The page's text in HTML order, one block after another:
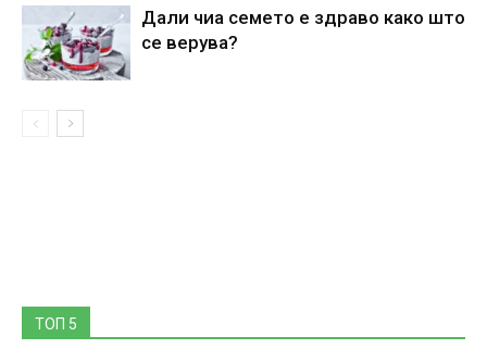
Дали чиа семето е здраво како што
се верува?
ТОП 5